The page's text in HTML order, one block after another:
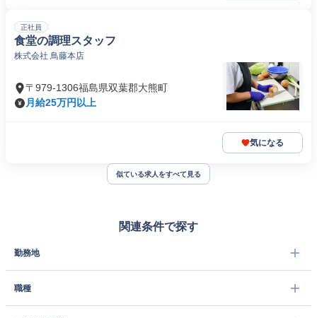
正社員
食堂の調理スタッフ
株式会社 鳥藤本店
〒979-1306福島県双葉郡大熊町
月給25万円以上
気になる
似ている求人をすべて見る
関連条件で探す
勤務地
職種